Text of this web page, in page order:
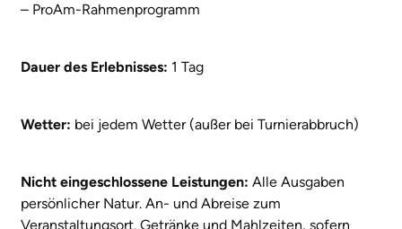
– ProAm-Rahmenprogramm
Dauer des Erlebnisses: 1 Tag
Wetter: bei jedem Wetter (außer bei Turnierabbruch)
Nicht eingeschlossene Leistungen: Alle Ausgaben
persönlicher Natur. An- und Abreise zum
Veranstaltungsort. Getränke und Mahlzeiten, sofern